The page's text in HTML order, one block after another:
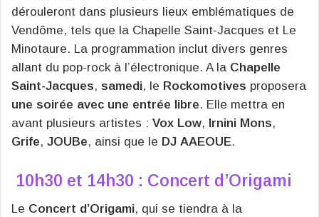
dérouleront dans plusieurs lieux emblématiques de
Vendôme, tels que la Chapelle Saint-Jacques et Le
Minotaure. La programmation inclut divers genres
allant du pop-rock à l’électronique. A la Chapelle
Saint-Jacques, samedi, le Rockomotives proposera
une soirée avec une entrée libre. Elle mettra en
avant plusieurs artistes : Vox Low, Irnini Mons,
Grife, JOUBe, ainsi que le DJ AAEOUE.
10h30 et 14h30 : Concert d’Origami
Le Concert d’Origami, qui se tiendra à la